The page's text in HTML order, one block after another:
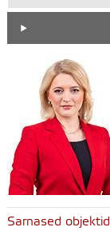
Sarnased objektid